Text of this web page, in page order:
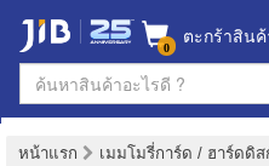
0 ตะกร้าสินค้
หน้าแรก เมมโมรี่การ์ด / ฮาร์ดดิส